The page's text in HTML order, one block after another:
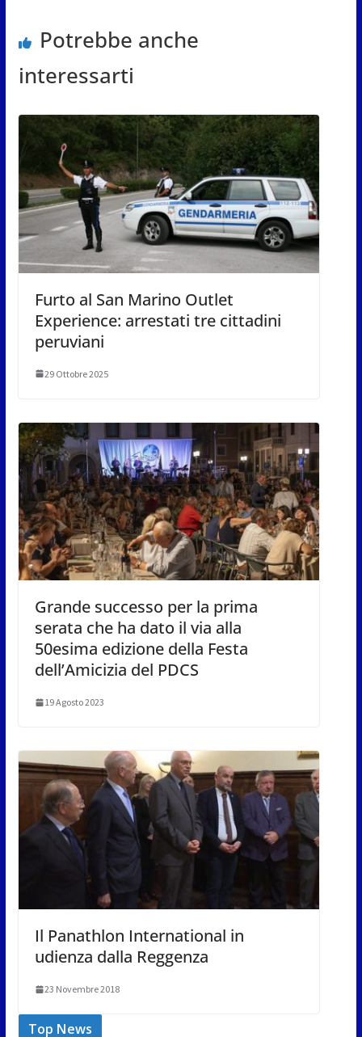
Potrebbe anche
interessarti
Furto al San Marino Outlet
Experience: arrestati tre cittadini
peruviani
29 Ottobre 2025
Grande successo per la prima
serata che ha dato il via alla
50esima edizione della Festa
dell’Amicizia del PDCS
19 Agosto 2023
Il Panathlon International in
udienza dalla Reggenza
23 Novembre 2018
Top News